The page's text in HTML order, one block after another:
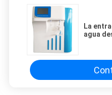
La
agua